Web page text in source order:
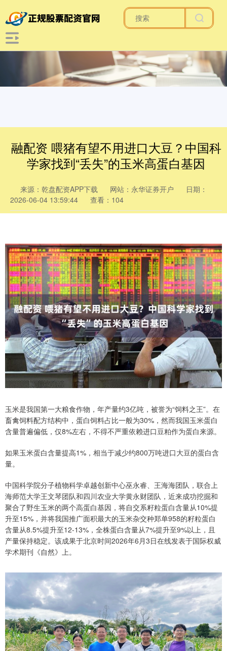
融配资 喂猪有望不用进口大豆？中国科
学家找到“丢失”的玉米高蛋白基因
来源：乾盘配资APP下载 网站：永华证券开户
日期：
2026-06-04 13:59:44
查看：104
玉米是我国第一大粮食作物，年产量约3亿吨，被誉为“饲料之王”。在
畜禽饲料配方结构中，蛋白饲料占比一般为30%，然而我国玉米蛋白
含量普遍偏低，仅8%左右，不得不严重依赖进口豆粕作为蛋白来源。
如果玉米蛋白含量提高1%，相当于减少约800万吨进口大豆的蛋白含
量。
中国科学院分子植物科学卓越创新中心巫永睿、王海海团队，联合上
海师范大学王文琴团队和四川农业大学黄永财团队，近来成功挖掘和
聚合了野生玉米的两个高蛋白基因，将自交系籽粒蛋白含量从10%提
升至15%，并将我国推广面积最大的玉米杂交种郑单958的籽粒蛋白
含量从8.5%提升至12-13%，全株蛋白含量从7%提升至9%以上，且
产量保持稳定。该成果于北京时间2026年6月3日在线发表于国际权威
学术期刊《自然》上。